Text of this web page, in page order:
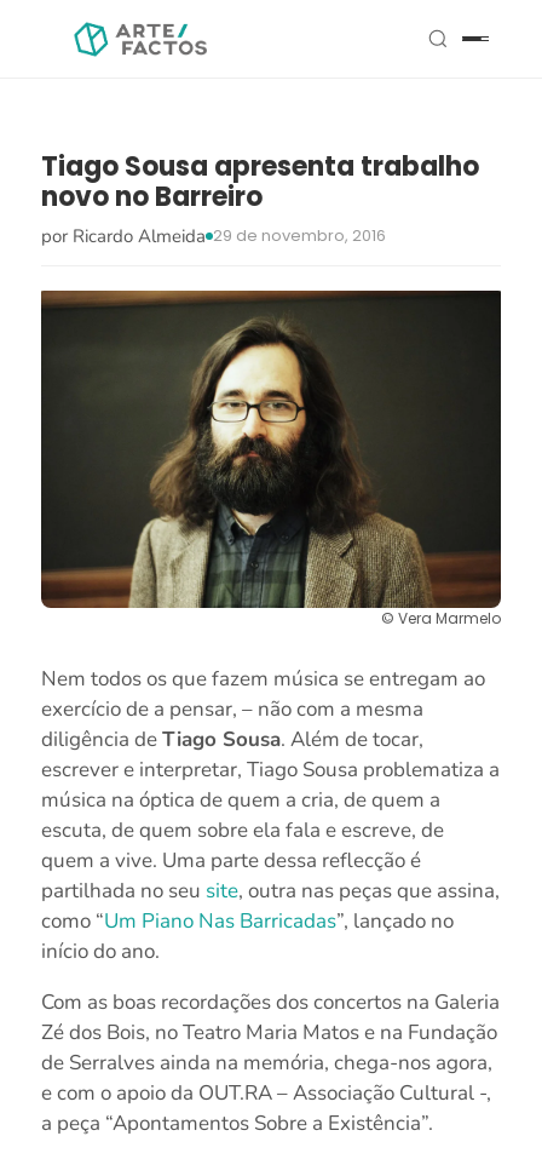
Tiago Sousa apresenta trabalho
novo no Barreiro
por Ricardo Almeida 29 de novembro, 2016
© Vera Marmelo
Nem todos os que fazem música se entregam ao
exercício de a pensar, – não com a mesma
diligência deTiago Sousa. Além de tocar,
escrever e interpretar, Tiago Sousa problematiza a
música na óptica de quem a cria, de quem a
escuta, de quem sobre ela fala e escreve, de
quem a vive. Uma parte dessa reflecção é
partilhada no seu site, outra nas peças que assina,
como “Um Piano Nas Barricadas”, lançado no
início do ano.
Com as boas recordações dos concertos na Galeria
Zé dos Bois, no Teatro Maria Matos e na Fundação
de Serralves ainda na memória, chega-nos agora,
e com o apoio da OUT.RA – Associação Cultural -,
a peça “Apontamentos Sobre a Existência”.